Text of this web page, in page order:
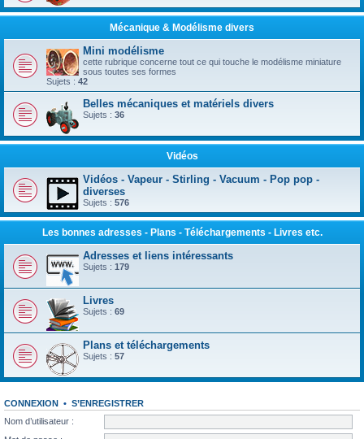
Mécanique & Modélisme divers
Mini modélisme
cette rubrique concerne tout ce qui touche le modélisme miniature
sous toutes ses formes
Sujets : 42
Belles mécaniques et matériels divers
Sujets : 36
Vidéos
Vidéos - Vapeur - Stirling - Vacuum - Pop pop -
diverses
Sujets : 576
Les bonnes adresses - Plans - Téléchargements - Livres etc.
Adresses et liens intéressants
Sujets : 179
Livres
Sujets : 69
Plans et téléchargements
Sujets : 57
CONNEXION • S’ENREGISTRER
Nom d’utilisateur :